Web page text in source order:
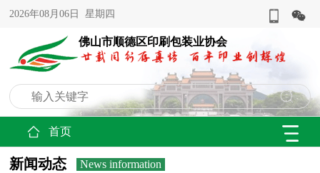
2026年08月06日 星期四
佛山市顺德区印刷包装业协会
首页
新闻动态
News information